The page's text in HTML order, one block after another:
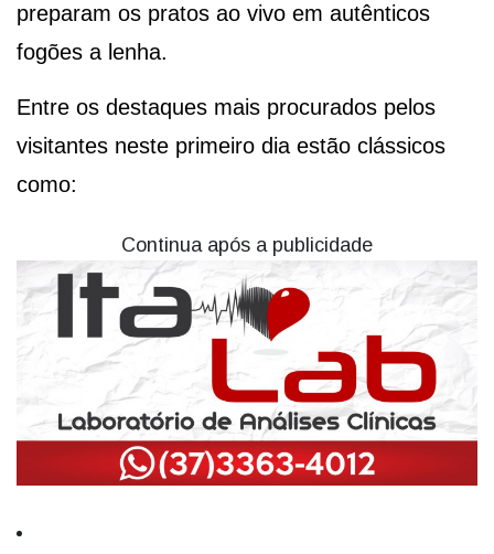
preparam os pratos ao vivo em autênticos
fogões a lenha.
Entre os destaques mais procurados pelos
visitantes neste primeiro dia estão clássicos
como:
Continua após a publicidade